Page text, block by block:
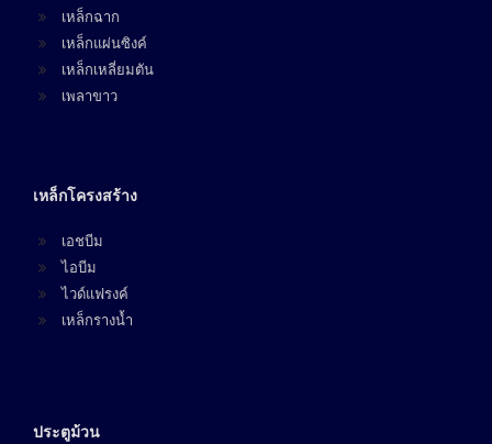
เหล็กฉาก
เหล็กแผ่นซิงค์
เหล็กเหลี่ยมตัน
เพลาขาว
เหล็กโครงสร้าง
เอชบีม
ไอบีม
ไวด์แฟรงค์
เหล็กรางน้ำ
ประตูม้วน